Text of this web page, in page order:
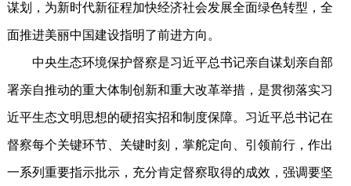
谋划，为新时代新征程加快经济社会发展全面绿色转型，全
面推进美丽中国建设指明了前进方向。
中央生态环境保护督察是习近平总书记亲自谋划亲自部
署亲自推动的重大体制创新和重大改革举措，是贯彻落实习
近平生态文明思想的硬招实招和制度保障。习近平总书记在
督察每个关键环节、关键时刻，掌舵定向、引领前行，作出
一系列重要指示批示，充分肯定督察取得的成效，强调要坚